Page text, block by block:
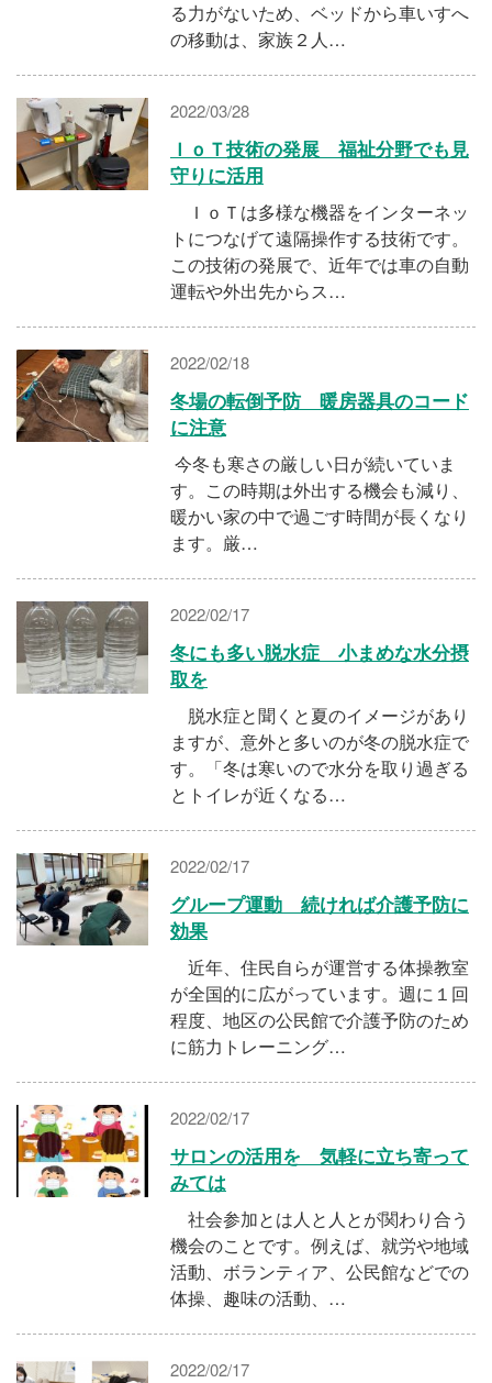
る力がないため、ベッドから車いすへ
の移動は、家族２人…
2022/03/28
ＩｏＴ技術の発展 福祉分野でも見
守りに活用
ＩｏＴは多様な機器をインターネッ
トにつなげて遠隔操作する技術です。
この技術の発展で、近年では車の自動
運転や外出先からス…
2022/02/18
冬場の転倒予防 暖房器具のコード
に注意
今冬も寒さの厳しい日が続いていま
す。この時期は外出する機会も減り、
暖かい家の中で過ごす時間が長くなり
ます。厳…
2022/02/17
冬にも多い脱水症 小まめな水分摂
取を
脱水症と聞くと夏のイメージがあり
ますが、意外と多いのが冬の脱水症で
す。「冬は寒いので水分を取り過ぎる
とトイレが近くなる…
2022/02/17
グループ運動 続ければ介護予防に
効果
近年、住民自らが運営する体操教室
が全国的に広がっています。週に１回
程度、地区の公民館で介護予防のため
に筋力トレーニング…
2022/02/17
サロンの活用を 気軽に立ち寄って
みては
社会参加とは人と人とが関わり合う
機会のことです。例えば、就労や地域
活動、ボランティア、公民館などでの
体操、趣味の活動、…
2022/02/17